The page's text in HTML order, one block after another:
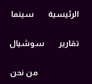
الرئيسية سينما
تقارير سوشيال
من نحن